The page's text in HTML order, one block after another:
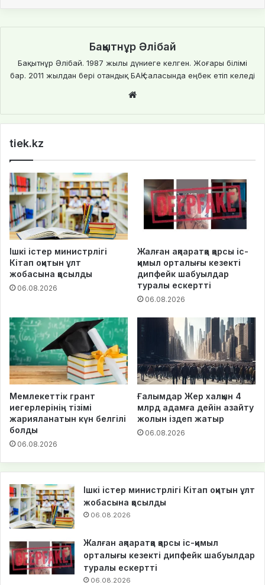
Бақытнұр Әлібай
Бақытнұр Әлібай. 1987 жылы дүниеге келген. Жоғары білімі
бар. 2011 жылдан бері отандық БАҚ саласында еңбек етіп келеді
te
tiek.kz
Ішкі істер министрлігі
Кітап оқитын ұлт
жобасына қосылды
06.08.2026
Жалған ақпаратқа қарсы іс-
қимыл орталығы кезекті
дипфейк шабуылдар
туралы ескертті
06.08.2026
Мемлекеттік грант
иегерлерінің тізімі
жарияланатын күн белгілі
болды
06.08.2026
Ғалымдар Жер халқын 4
млрд адамға дейін азайту
жолын іздеп жатыр
06.08.2026
Ішкі істер министрлігі Кітап оқитын ұлт
жобасына қосылды
06.08.2026
Жалған ақпаратқа қарсы іс-қимыл
орталығы кезекті дипфейк шабуылдар
туралы ескертті
06.08.2026